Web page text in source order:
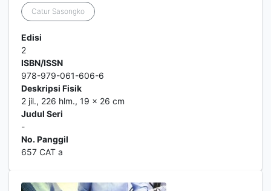
Catur Sasongko
Edisi
2
ISBN/ISSN
978-979-061-606-6
Deskripsi Fisik
2 jil., 226 hlm., 19 x 26 cm
Judul Seri
-
No. Panggil
657 CAT a